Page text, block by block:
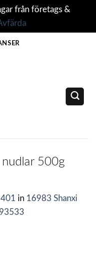
från företags &
500g
in 16983 Shanxi